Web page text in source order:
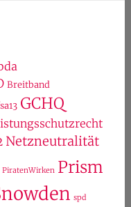
Breitband
GCHQ
Netzneutralität
PiratenWirken Prism
spd